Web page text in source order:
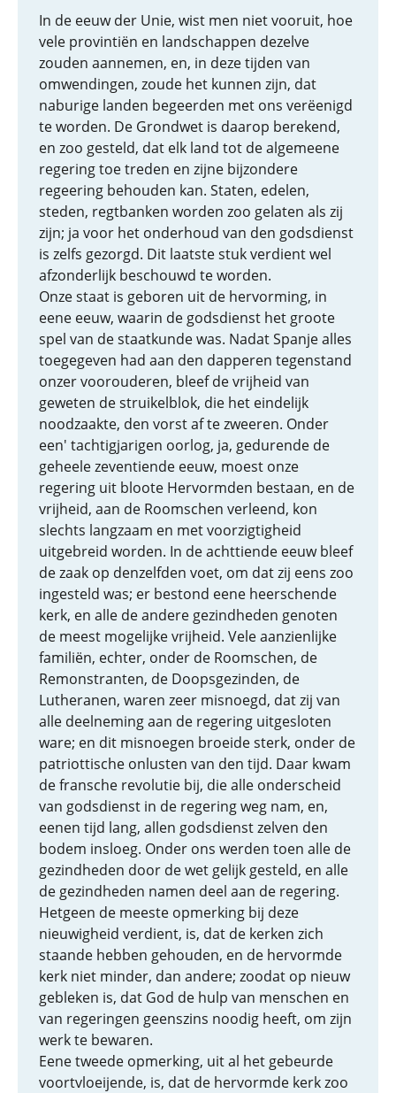
In de eeuw der Unie, wist men niet vooruit, hoe
vele provintiën en landschappen dezelve
zouden aannemen, en, in deze tijden van
omwendingen, zoude het kunnen zijn, dat
naburige landen begeerden met ons verëenigd
te worden. De Grondwet is daarop berekend,
en zoo gesteld, dat elk land tot de algemeene
regering toe treden en zijne bijzondere
regeering behouden kan. Staten, edelen,
steden, regtbanken worden zoo gelaten als zij
zijn; ja voor het onderhoud van den godsdienst
is zelfs gezorgd. Dit laatste stuk verdient wel
afzonderlijk beschouwd te worden.
Onze staat is geboren uit de hervorming, in
eene eeuw, waarin de godsdienst het groote
spel van de staatkunde was. Nadat Spanje alles
toegegeven had aan den dapperen tegenstand
onzer voorouderen, bleef de vrijheid van
geweten de struikelblok, die het eindelijk
noodzaakte, den vorst af te zweeren. Onder
een' tachtigjarigen oorlog, ja, gedurende de
geheele zeventiende eeuw, moest onze
regering uit bloote Hervormden bestaan, en de
vrijheid, aan de Roomschen verleend, kon
slechts langzaam en met voorzigtigheid
uitgebreid worden. In de achttiende eeuw bleef
de zaak op denzelfden voet, om dat zij eens zoo
ingesteld was; er bestond eene heerschende
kerk, en alle de andere gezindheden genoten
de meest mogelijke vrijheid. Vele aanzienlijke
familiën, echter, onder de Roomschen, de
Remonstranten, de Doopsgezinden, de
Lutheranen, waren zeer misnoegd, dat zij van
alle deelneming aan de regering uitgesloten
ware; en dit misnoegen broeide sterk, onder de
patriottische onlusten van den tijd. Daar kwam
de fransche revolutie bij, die alle onderscheid
van godsdienst in de regering weg nam, en,
eenen tijd lang, allen godsdienst zelven den
bodem insloeg. Onder ons werden toen alle de
gezindheden door de wet gelijk gesteld, en alle
de gezindheden namen deel aan de regering.
Hetgeen de meeste opmerking bij deze
nieuwigheid verdient, is, dat de kerken zich
staande hebben gehouden, en de hervormde
kerk niet minder, dan andere; zoodat op nieuw
gebleken is, dat God de hulp van menschen en
van regeringen geenszins noodig heeft, om zijn
werk te bewaren.
Eene tweede opmerking, uit al het gebeurde
voortvloeijende, is, dat de hervormde kerk zoo